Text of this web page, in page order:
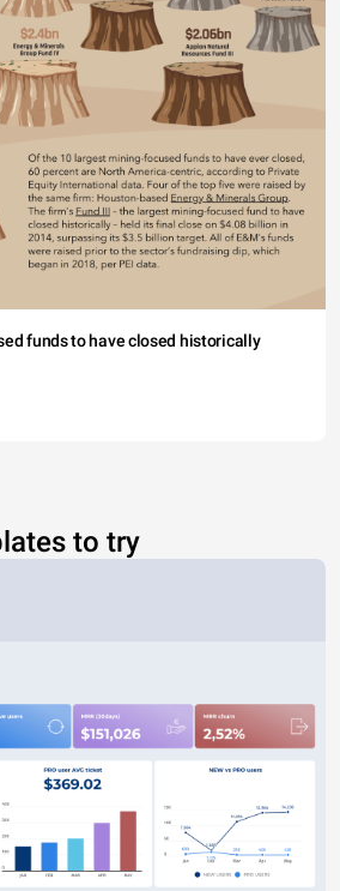
funds to have closed historically
to try